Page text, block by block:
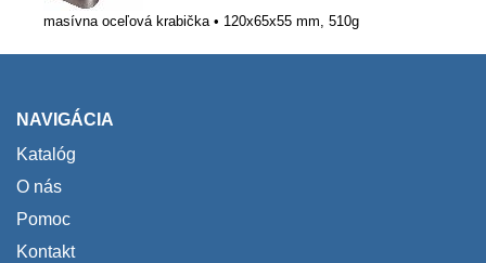
masívna oceľová krabička • 120x65x55 mm, 510g
NAVIGÁCIA
Katalóg
O nás
Pomoc
Kontakt